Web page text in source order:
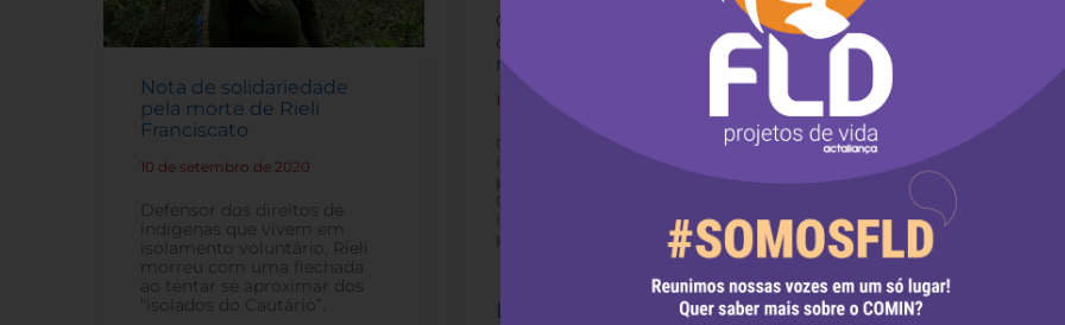
Nota de solidariedade
pela morte de Rieli
Franciscato
10 de setembro de 2020
Defensor dos direitos de
indígenas que vivem em
isolamento voluntário, Rieli
morreu com uma flechada
ao tentar se aproximar dos
“isolados do Cautário”.
5 de setembro de 2020
“Porque nós, mulheres
indígenas, lutamos pelo
TERRITÓRIO! Por que
tem território, tem lugar
onde voltar. E quem tem
lugar pra onde voltar,
COLO e tem CURA”.
Leia mais
Congresso realiza votação
dos vetos ao PL 1142
nesta quarta-feira (19)
19 de agosto de 2020
Governo Federa vetou 22
itens no Plano Emergencial
para o enfrentamento à
Covid-19 entre os povos
indígenas, quilombolas e
populações tradicionais.
Leia mais